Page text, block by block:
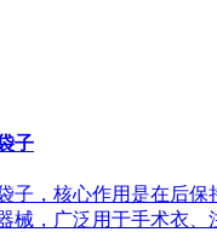
子
子，核心作用是在后‌
械，广泛用于手术衣